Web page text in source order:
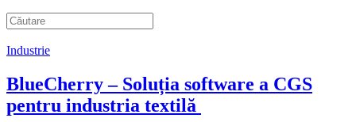
Industrie
BlueCherry – Soluția software a CGS
pentru industria textilă